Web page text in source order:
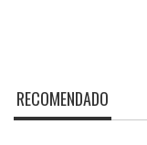
RECOMENDADO